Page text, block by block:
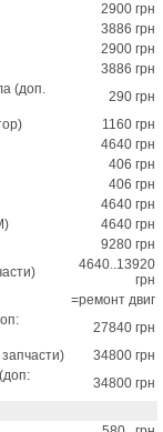
2900 грн
3886 грн
2900 грн
3886 грн
(доп.
290 грн
1160 грн
4640 грн
406 грн
406 грн
4640 грн
4640 грн
9280 грн
4640..13920
грн
=ремонт двиг
27840 грн
34800 грн
34800 грн